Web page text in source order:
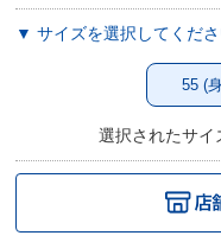
▼ サイズを選択してくだ
55 (
選択されたサ